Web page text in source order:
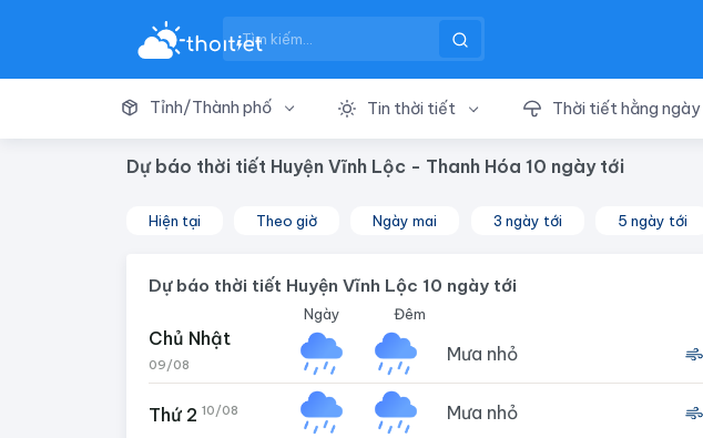
Tỉnh/Thành phố Tin thời tiết Thời tiết hằng ngày
Dự báo thời tiết Huyện Vĩnh Lộc - Thanh Hóa 10 ngày tới
Hiện tại Theo giờ Ngày mai 3 ngày tới 5 ngày tới
Dự báo thời tiết Huyện Vĩnh Lộc 10 ngày tới
Ngày Đêm
Chủ Nhật
09/08 Mưa nhỏ
Thứ 2 10/08 Mưa nhỏ